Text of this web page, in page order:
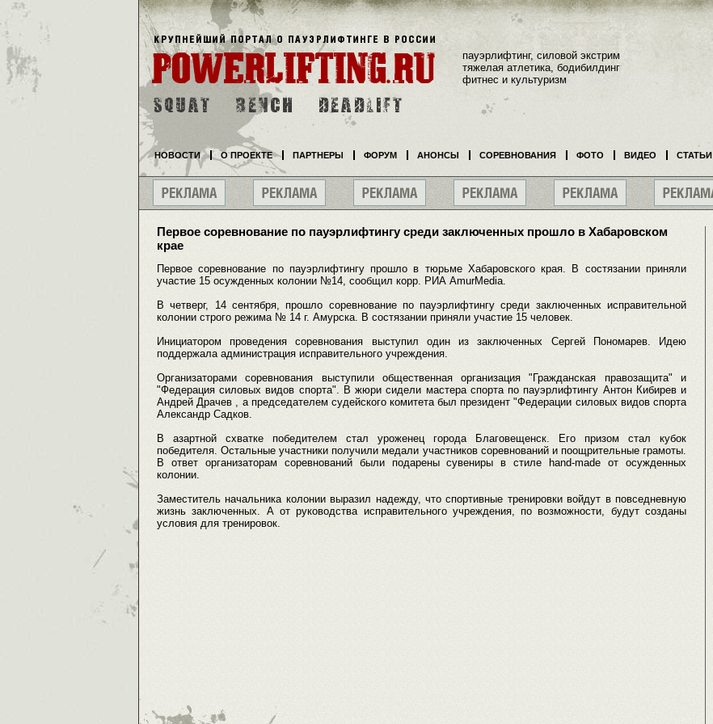
Первое соревнование по пауэрлифтингу среди заключенных прошло в Хабаровском
крае
Первое соревнование по пауэрлифтингу прошло в тюрьме Хабаровского края. В состязании приняли
участие 15 осужденных колонии №14, сообщил корр. РИА AmurMedia.
В четверг, 14 сентября, прошло соревнование по пауэрлифтингу среди заключенных исправительной
колонии строго режима № 14 г. Амурска. В состязании приняли участие 15 человек.
Инициатором проведения соревнования выступил один из заключенных Сергей Пономарев. Идею
поддержала администрация исправительного учреждения.
Организаторами соревнования выступили общественная организация "Гражданская правозащита" и
"Федерация силовых видов спорта". В жюри сидели мастера спорта по пауэрлифтингу Антон Кибирев и
Андрей Драчев , а председателем судейского комитета был президент "Федерации силовых видов спорта
Александр Садков.
В азартной схватке победителем стал уроженец города Благовещенск. Его призом стал кубок
победителя. Остальные участники получили медали участников соревнований и поощрительные грамоты.
В ответ организаторам соревнований были подарены сувениры в стиле hand-made от осужденных
колонии.
Заместитель начальника колонии выразил надежду, что спортивные тренировки войдут в повседневную
жизнь заключенных. А от руководства исправительного учреждения, по возможности, будут созданы
условия для тренировок.
пауэрлифтинг, силовой экстрим
тяжелая атлетика, бодибилдинг
фитнес и культуризм
НОВОСТИ О ПРОЕКТЕ ПАРТНЕРЫ ФОРУМ АНОНСЫ СОРЕВНОВАНИЯ ФОТО ВИДЕО СТАТЬИ